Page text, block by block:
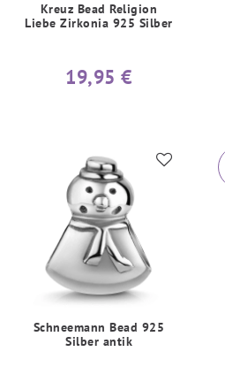
Kreuz Bead Religion
Liebe Zirkonia 925 Silber
19,95 €
Schneemann Bead 925
Silber antik